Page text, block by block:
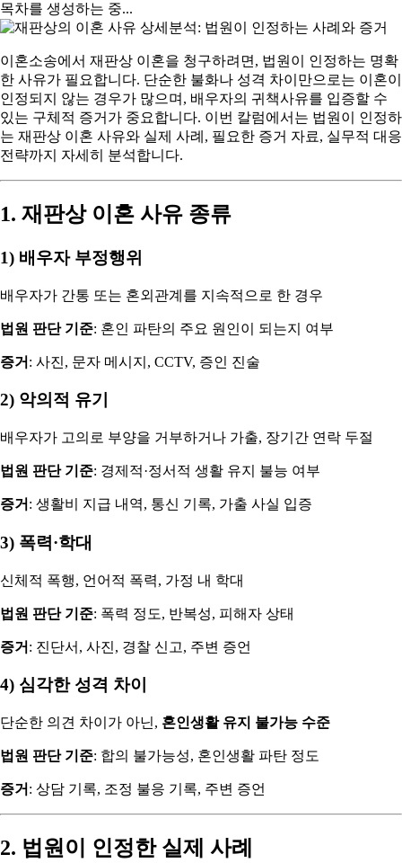
목차를 생성하는 중...
이혼소송에서 재판상 이혼을 청구하려면, 법원이 인정하는 명확
한 사유가 필요합니다. 단순한 불화나 성격 차이만으로는 이혼이
인정되지 않는 경우가 많으며, 배우자의 귀책사유를 입증할 수
있는 구체적 증거가 중요합니다. 이번 칼럼에서는 법원이 인정하
는 재판상 이혼 사유와 실제 사례, 필요한 증거 자료, 실무적 대응
전략까지 자세히 분석합니다.
1. 재판상 이혼 사유 종류
1) 배우자 부정행위
배우자가 간통 또는 혼외관계를 지속적으로 한 경우
법원 판단 기준: 혼인 파탄의 주요 원인이 되는지 여부
증거 : 사진, 문자 메시지, CCTV, 증인 진술
2) 악의적 유기
배우자가 고의로 부양을 거부하거나 가출, 장기간 연락 두절
법원 판단 기준: 경제적·정서적 생활 유지 불능 여부
증거 : 생활비 지급 내역, 통신 기록, 가출 사실 입증
3) 폭력·학대
신체적 폭행, 언어적 폭력, 가정 내 학대
법원 판단 기준: 폭력 정도, 반복성, 피해자 상태
증거 : 진단서, 사진, 경찰 신고, 주변 증언
4) 심각한 성격 차이
단순한 의견 차이가 아닌, 혼인생활 유지 불가능 수준
법원 판단 기준: 합의 불가능성, 혼인생활 파탄 정도
증거 : 상담 기록, 조정 불응 기록, 주변 증언
2. 법원이 인정한 실제 사례